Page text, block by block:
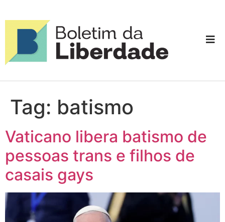
Tag: batismo
Vaticano libera batismo de
pessoas trans e filhos de
casais gays